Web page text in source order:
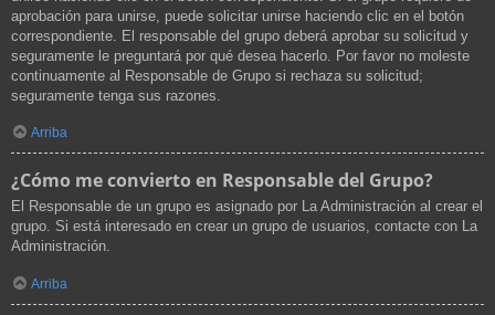
aprobación para unirse, puede solicitar unirse haciendo clic en el botón
correspondiente. El responsable del grupo deberá aprobar su solicitud y
seguramente le preguntará por qué desea hacerlo. Por favor no moleste
continuamente al Responsable de Grupo si rechaza su solicitud;
seguramente tenga sus razones.
Arriba
¿Cómo me convierto en Responsable del Grupo?
El Responsable de un grupo es asignado por La Administración al crear el
grupo. Si está interesado en crear un grupo de usuarios, contacte con La
Administración.
Arriba